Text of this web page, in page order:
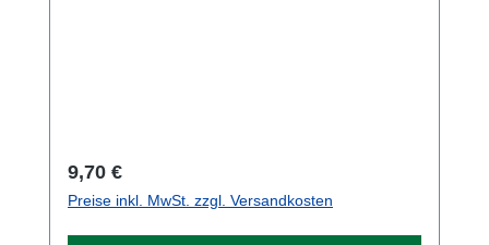
Regulärer Preis:
9,70 €
Preise inkl. MwSt. zzgl. Versandkosten